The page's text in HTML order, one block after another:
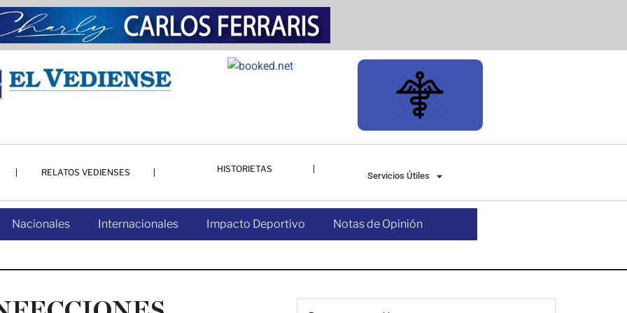
RELATOS VEDIENSES HISTORIETAS
Servicios Útiles
Nacionales Internacionales Impacto Deportivo Notas de Opinión